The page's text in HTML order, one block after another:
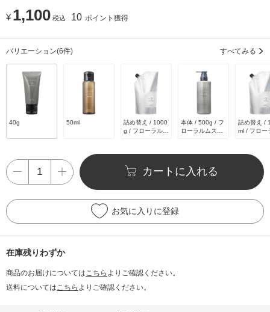
¥ 1,100 税込 10 ポイント獲得
バリエーション(6件) すべてみる
40g 50ml
詰め替え / 1000
g / フローラルム
本体 / 500g / フ
ローラルムスク
詰め替え /
ml / フロー
カートに入れる
お気に入りに登録
在庫残りわずか
商品のお届けについては こちら よりご確認ください。
送料については こちら よりご確認ください。